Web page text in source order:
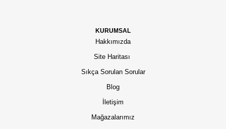
KURUMSAL
Hakkımızda
Site Haritası
Sıkça Sorulan Sorular
Blog
İletişim
Mağazalarımız